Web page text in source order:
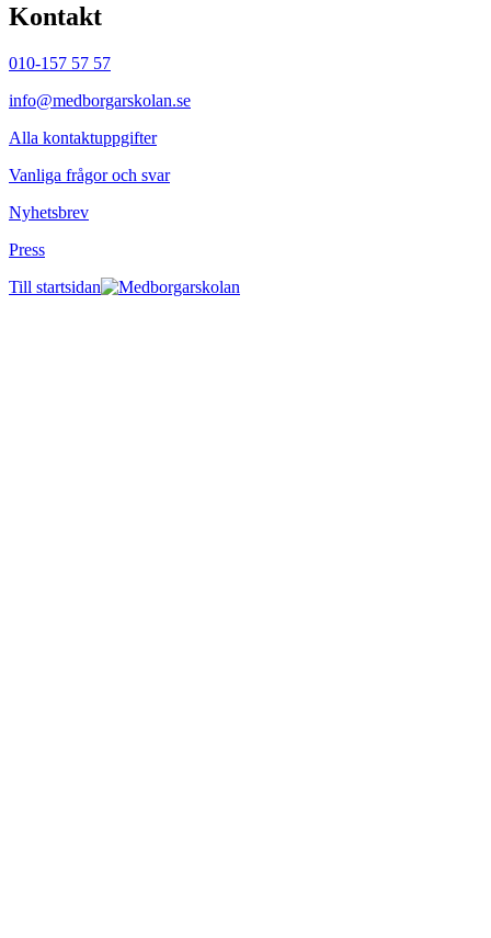
Kontakt
010-157 57 57
info@medborgarskolan.se
Alla kontaktuppgifter
Vanliga frågor och svar
Nyhetsbrev
Press
Till startsidan